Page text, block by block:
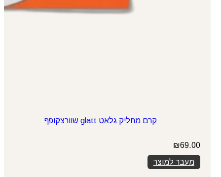
קרם מחליק גלאט glatt שוורצקופף
₪69.00
מעבר למוצר